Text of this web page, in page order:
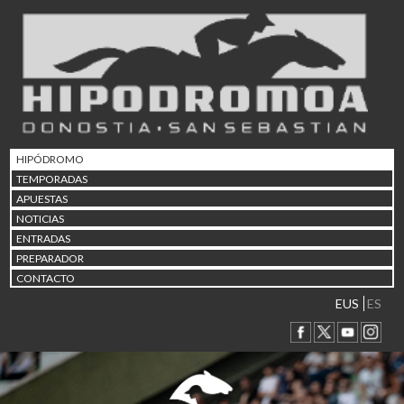
HIPÓDROMO
TEMPORADAS
APUESTAS
NOTICIAS
ENTRADAS
PREPARADOR
CONTACTO
EUS ES
02/08 17:30 Abuztuaren 2a / 2 de
Abuztuaren 9a / 9 de
12/08 12:08 Abuztaren 12a / 12 de
15/08 17:05 Abuztuaren 15a / 15 de
23/08 17:30 Abuztuaren 23a / 23 de
30/08 17:30 Abuztuaren 30a / 30 de
02/09 11:15
06/09 17:30 Irailaren 6a / 6 de
Irailaren 13a / 13 de
30/09 11:30 Irailaren 30a / 30 de